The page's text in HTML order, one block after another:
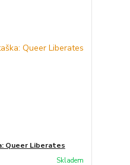
Queer Liberates
Skladem